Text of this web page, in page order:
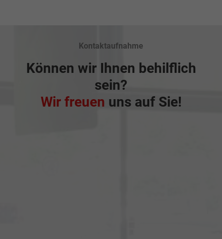
Kontaktaufnahme
Können wir Ihnen behilflich
sein?
Wir freuen uns auf Sie!